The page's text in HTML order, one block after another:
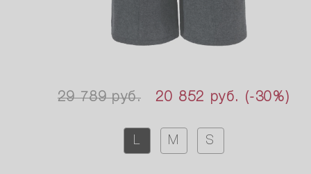
29 789 руб. 20 852 руб. (-30%)
M S